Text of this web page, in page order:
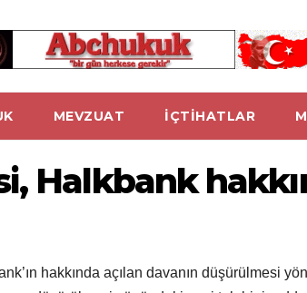
MEVZUAT İÇTİHATLAR
Halkbank
hakkında açılan davanın düşürülmesi